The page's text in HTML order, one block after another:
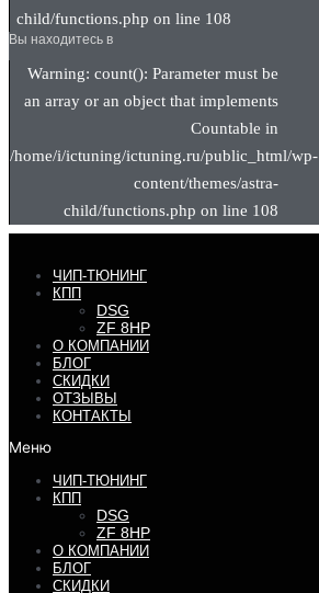
child/functions.php on line 108
Вы находитесь в
Warning: count(): Parameter must be
an array or an object that implements
Countable in
/home/i/ictuning/ictuning.ru/public_html/wp-
content/themes/astra-
child/functions.php on line 108
ЧИП-ТЮНИНГ
КПП
DSG
ZF 8HP
О КОМПАНИИ
БЛОГ
СКИДКИ
ОТЗЫВЫ
КОНТАКТЫ
Меню
ЧИП-ТЮНИНГ
КПП
DSG
ZF 8HP
О КОМПАНИИ
БЛОГ
СКИДКИ